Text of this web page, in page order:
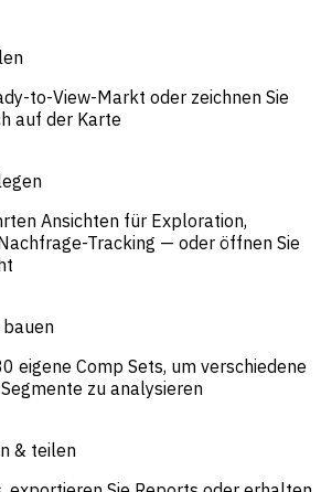
to-View-Markt oder zeichnen Sie
auf der Karte
Ansichten für Exploration,
Tracking — oder öffnen Sie
eigene Comp Sets, um verschiedene
zu analysieren
& teilen